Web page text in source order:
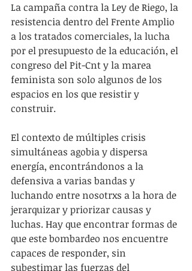
La campaña contra la Ley de Riego, la
resistencia dentro del Frente Amplio
a los tratados comerciales, la lucha
por el presupuesto de la educación, el
congreso del Pit-Cnt y la marea
feminista son solo algunos de los
espacios en los que resistir y
construir.
El contexto de múltiples crisis
simultáneas agobia y dispersa
energía, encontrándonos a la
defensiva a varias bandas y
luchando entre nosotrxs a la hora de
jerarquizar y priorizar causas y
luchas. Hay que encontrar formas de
que este bombardeo nos encuentre
capaces de responder, sin
subestimar las fuerzas del